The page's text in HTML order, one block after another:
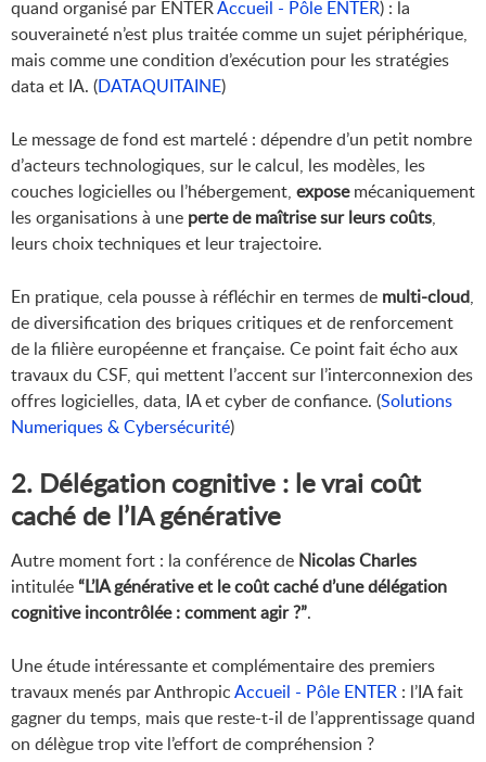
quand organisé par ENTERAccueil - Pôle ENTER) : la
souveraineté n’est plus traitée comme un sujet périphérique,
mais comme une condition d’exécution pour les stratégies
data et IA. (DATAQUITAINE)
Le message de fond est martelé : dépendre d’un petit nombre
d’acteurs technologiques, sur le calcul, les modèles, les
couches logicielles ou l’hébergement, exposemécaniquement
les organisations à une perte de maîtrise sur leurs coûts,
leurs choix techniques et leur trajectoire.
En pratique, cela pousse à réfléchir en termes de multi-cloud,
de diversification des briques critiques et de renforcement
de la filière européenne et française. Ce point fait écho aux
travaux du CSF, qui mettent l’accent sur l’interconnexion des
offres logicielles, data, IA et cyber de confiance. (Solutions
Numeriques & Cybersécurité)
2. Délégation cognitive : le vrai coût
caché de l’IA générative
Autre moment fort : la conférence de Nicolas Charles
intitulée “L’IA générative et le coût caché d’une délégation
cognitive incontrôlée : comment agir ?”.
Une étude intéressante et complémentaire des premiers
travaux menés par AnthropicAccueil - Pôle ENTER : l’IA fait
gagner du temps, mais que reste-t-il de l’apprentissage quand
on délègue trop vite l’effort de compréhension ?